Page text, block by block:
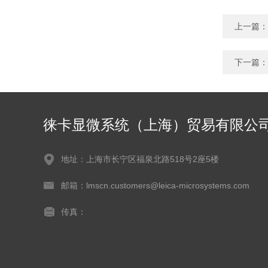
上一篇：
下一篇：
徕卡显微系统（上海）贸易有限公
地址：上海市长宁区福泉北路518号2座5楼
邮箱：lmscn.customers@leica-microsystems.com
传真：